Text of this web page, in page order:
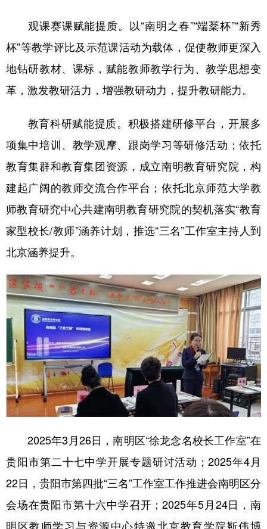
观课赛课赋能提质。以“南明之春”“端棻杯”“新秀
杯”等教学评比及示范课活动为载体，促使教师更深入
地钻研教材、课标，赋能教师教学行为、教学思想变
革，激发教研活力，增强教研动力，提升教研能力。
教育科研赋能提质。积极搭建研修平台，开展多
项集中培训、教学观摩、跟岗学习等研修活动；依托
教育集群和教育集团资源，成立南明教育研究院，构
建起广阔的教师交流合作平台；依托北京师范大学教
师教育研究中心共建南明教育研究院的契机落实“教育
家型校长/教师”涵养计划，推选“三名”工作室主持人到
北京涵养提升。
2025年3月26日，南明区“徐龙念名校长工作室”在
贵阳市第二十七中学开展专题研讨活动；2025年4月
22日，贵阳市第四批“三名”工作室工作推进会南明区分
会场在贵阳市第十六中学召开；2025年5月24日，南
明区教师学习与资源中心特邀北京教育学院靳伟博